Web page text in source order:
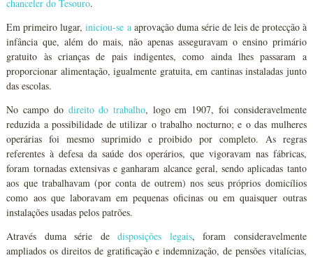
chanceler do Tesouro.
Em primeiro lugar,iniciou-se aaprovação duma série de leis de protecção à
infância que, além do mais, não apenas asseguravam o ensino primário
gratuito às crianças de pais indigentes, como ainda lhes passaram a
proporcionar alimentação, igualmente gratuita, em cantinas instaladas junto
das escolas.
No campo do direito do trabalho, logo em 1907, foi consideravelmente
reduzida a possibilidade de utilizar o trabalho nocturno; e o das mulheres
operárias foi mesmo suprimido e proibido por completo. As regras
referentes à defesa da saúde dos operários, que vigoravam nas fábricas,
foram tornadas extensivas e ganharam alcance geral, sendo aplicadas tanto
aos que trabalhavam (por conta de outrem) nos seus próprios domicílios
como aos que laboravam em pequenas oficinas ou em quaisquer outras
instalações usadas pelos patrões.
Através duma série dedisposições legais, foram consideravelmente
ampliados os direitos de gratificação e indemnização, de pensões vitalícias,